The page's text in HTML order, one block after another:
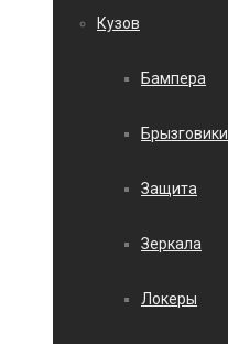
Кузов
Бампера
Брызговики
Защита
Зеркала
Локеры